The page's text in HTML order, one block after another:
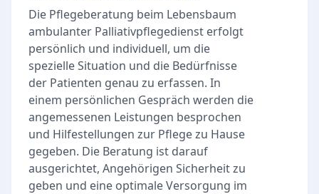
Die Pflegeberatung beim Lebensbaum
ambulanter Palliativpflegedienst erfolgt
persönlich und individuell, um die
spezielle Situation und die Bedürfnisse
der Patienten genau zu erfassen. In
einem persönlichen Gespräch werden die
angemessenen Leistungen besprochen
und Hilfestellungen zur Pflege zu Hause
gegeben. Die Beratung ist darauf
ausgerichtet, Angehörigen Sicherheit zu
geben und eine optimale Versorgung im